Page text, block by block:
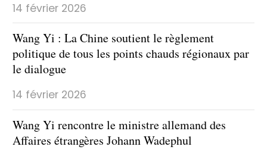
14 février 2026
Wang Yi : La Chine soutient le règlement
politique de tous les points chauds régionaux par
le dialogue
14 février 2026
Wang Yi rencontre le ministre allemand des
Affaires étrangères Johann Wadephul